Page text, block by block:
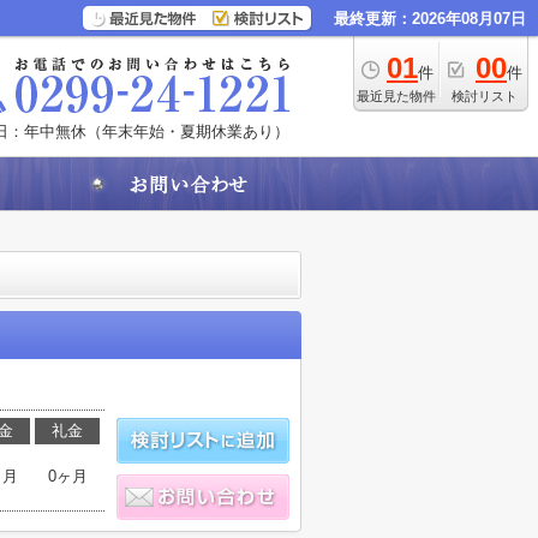
最終更新：2026年08月07日
01件
最近見た物件
00件
検討リスト
：年中無休（年末年始・夏期休業あり）
礼金
0ヶ月